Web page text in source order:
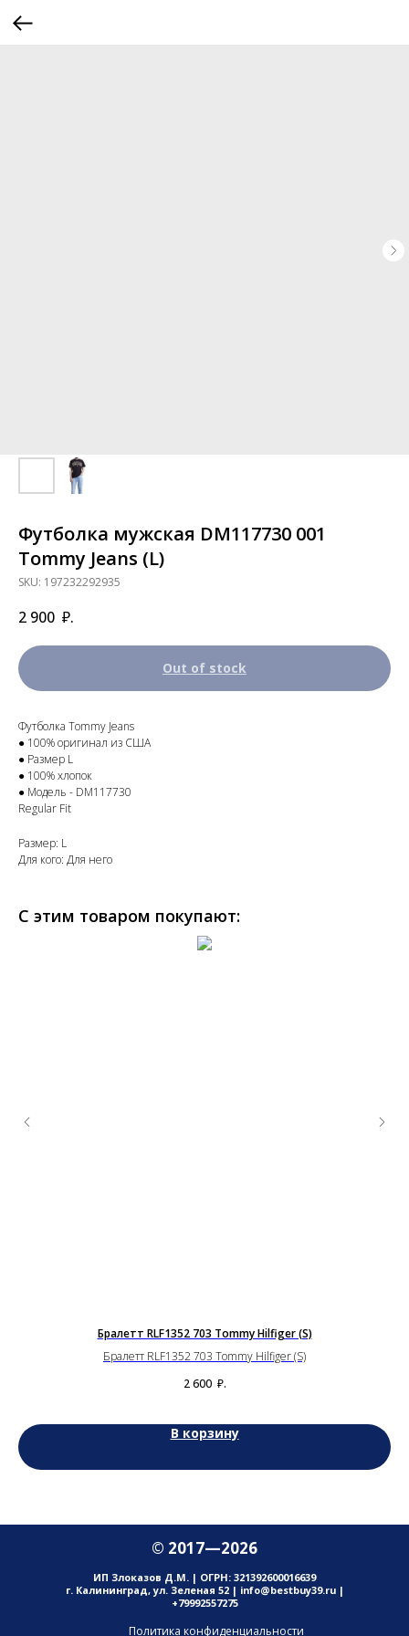
Футболка мужская DM117730 001
Tommy Jeans (L)
SKU: 197232292935
2 900 ₽.
Out of stock
Футболка Tommy Jeans
● 100% оригинал из США
● Размер L
● 100% хлопок
● Модель - DM117730
Regular Fit
Размер: L
Для кого: Для него
С этим товаром покупают:
Бралетт RLF1352 703 Tommy Hilfiger (S)
Бралетт RLF1352 703 Tommy Hilfiger (S)
2 600 ₽.
В корзину
© 2017—2026
ИП Злоказов Д.М. | ОГРН: 321392600016639
г. Калининград, ул. Зеленая 52 | info@bestbuy39.ru |
+79992557275
Политика конфиденциальности